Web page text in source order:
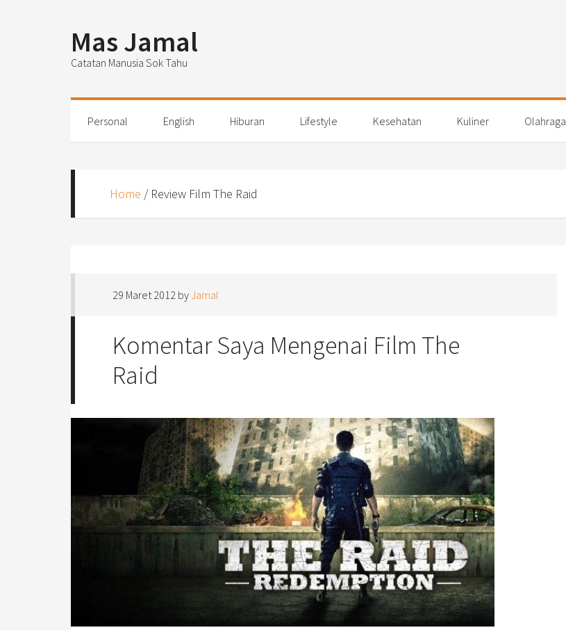
Mas Jamal
Catatan Manusia Sok Tahu
Personal English Hiburan Lifestyle Kesehatan Kuliner Olahraga
Home / Review Film The Raid
29 Maret 2012 byJamal
Komentar Saya Mengenai Film The
Raid